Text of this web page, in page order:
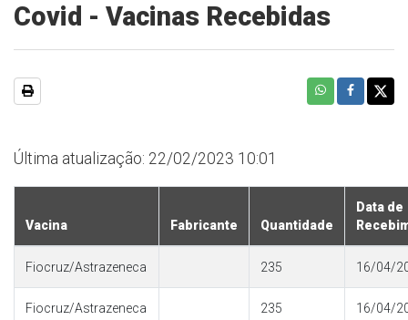
Covid - Vacinas Recebidas
Última atualização: 22/02/2023 10:01
Vacina Fabricante Quantidade
Data de
Fiocruz/Astrazeneca 235 16/04/
Fiocruz/Astrazeneca 235 16/04/